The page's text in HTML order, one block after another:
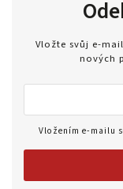
Vložte svůj e-
nových
Vložením e-mailu